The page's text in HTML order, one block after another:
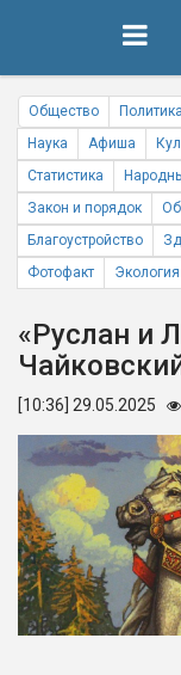
Общество Политика
Наука
Афиша
Статистика
Закон и порядок
Благоустройство
Фотофакт
Экология
«Руслан и
[10:36] 29.05.2025